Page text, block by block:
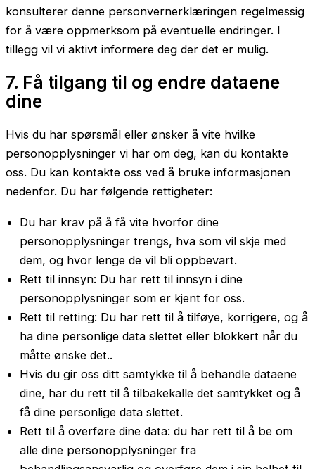
konsulterer denne personvernerklæringen regelmessig
for å være oppmerksom på eventuelle endringer. I
tillegg vil vi aktivt informere deg der det er mulig.
7. Få tilgang til og endre dataene
dine
Hvis du har spørsmål eller ønsker å vite hvilke
personopplysninger vi har om deg, kan du kontakte
oss. Du kan kontakte oss ved å bruke informasjonen
nedenfor. Du har følgende rettigheter:
Du har krav på å få vite hvorfor dine
personopplysninger trengs, hva som vil skje med
dem, og hvor lenge de vil bli oppbevart.
Rett til innsyn: Du har rett til innsyn i dine
personopplysninger som er kjent for oss.
Rett til retting: Du har rett til å tilføye, korrigere, og å
ha dine personlige data slettet eller blokkert når du
måtte ønske det..
Hvis du gir oss ditt samtykke til å behandle dataene
dine, har du rett til å tilbakekalle det samtykket og å
få dine personlige data slettet.
Rett til å overføre dine data: du har rett til å be om
alle dine personopplysninger fra